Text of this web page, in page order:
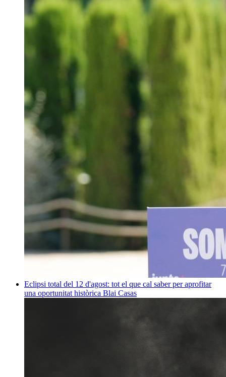
Eclipsi total del 12 d'agost: tot el que cal saber per aprofitar
una oportunitat històrica Blai Casas